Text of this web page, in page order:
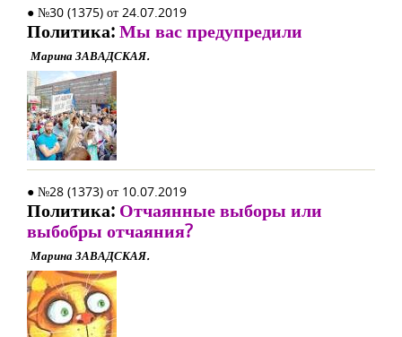
● №30 (1375) от 24.07.2019
Политика:Мы вас предупредили
Марина ЗАВАДСКАЯ.
● №28 (1373) от 10.07.2019
Политика: Отчаянные выборы или
выбобры отчаяния?
Марина ЗАВАДСКАЯ.